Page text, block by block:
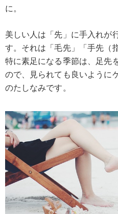
に。
美しい人は「先」に手入れが
す。それは「毛先」「手先（
特に素足になる季節は、足先
ので、見られても良いように
のたしなみです。